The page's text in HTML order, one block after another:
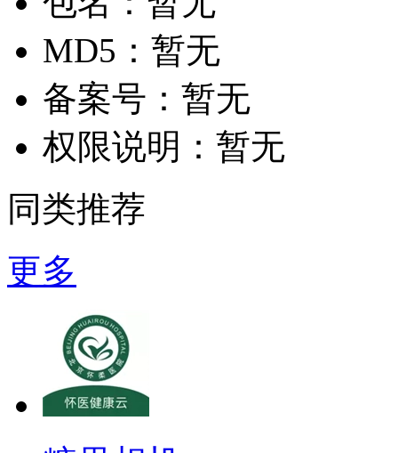
MD5： 暂无
备案号： 暂无
权限说明： 暂无
同类推荐
更多